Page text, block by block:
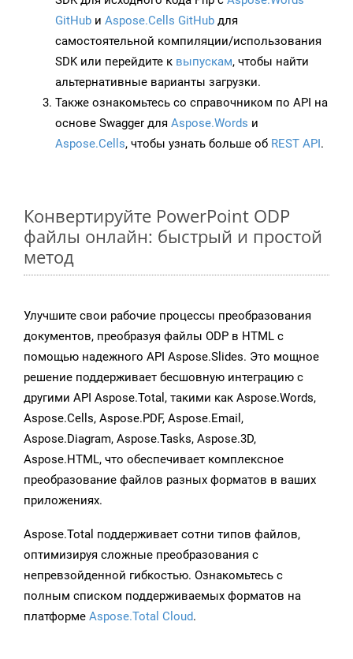
GitHub и Aspose.Cells GitHub для
самостоятельной компиляции/использования
SDK или перейдите к выпускам, чтобы найти
альтернативные варианты загрузки.
Также ознакомьтесь со справочником по API на
основе Swagger для Aspose.Words и
Aspose.Cells, чтобы узнать больше об REST API.
Конвертируйте PowerPoint ODP
файлы онлайн: быстрый и простой
метод
Улучшите свои рабочие процессы преобразования
документов, преобразуя файлы ODP в HTML с
помощью надежного API Aspose.Slides. Это мощное
решение поддерживает бесшовную интеграцию с
другими API Aspose.Total, такими как Aspose.Words,
Aspose.Cells, Aspose.PDF, Aspose.Email,
Aspose.Diagram, Aspose.Tasks, Aspose.3D,
Aspose.HTML, что обеспечивает комплексное
преобразование файлов разных форматов в ваших
приложениях.
Aspose.Total поддерживает сотни типов файлов,
оптимизируя сложные преобразования с
непревзойденной гибкостью. Ознакомьтесь с
полным списком поддерживаемых форматов на
платформе Aspose.Total Cloud.